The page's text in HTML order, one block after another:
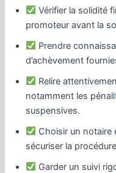
Vérifier la solidité
promoteur avant la
Prendre
d’achèvement
Relire
notamment les
suspensives.
Choisir un notaire
sécuriser la
Garder un suivi